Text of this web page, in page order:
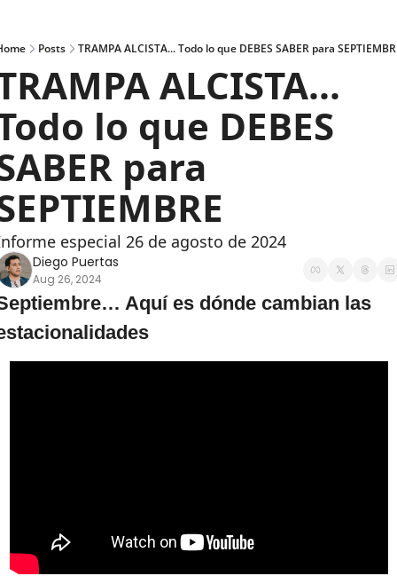
Posts TRAMPA ALCISTA... Todo lo que DEBES SABER para
ALCISTA...
lo que DEBES
para
especial 26 de agosto de 2024
Diego Puertas
Aug 26, 2024
Aquí es dónde cambian las